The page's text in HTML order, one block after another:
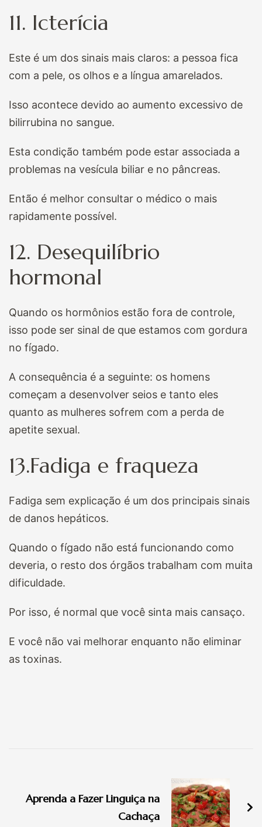
11. Icterícia
Este é um dos sinais mais claros: a pessoa fica
com a pele, os olhos e a língua amarelados.
Isso acontece devido ao aumento excessivo de
bilirrubina no sangue.
Esta condição também pode estar associada a
problemas na vesícula biliar e no pâncreas.
Então é melhor consultar o médico o mais
rapidamente possível.
12. Desequilíbrio
hormonal
Quando os hormônios estão fora de controle,
isso pode ser sinal de que estamos com gordura
no fígado.
A consequência é a seguinte: os homens
começam a desenvolver seios e tanto eles
quanto as mulheres sofrem com a perda de
apetite sexual.
13.Fadiga e fraqueza
Fadiga sem explicação é um dos principais sinais
de danos hepáticos.
Quando o fígado não está funcionando como
deveria, o resto dos órgãos trabalham com muita
dificuldade.
Por isso, é normal que você sinta mais cansaço.
E você não vai melhorar enquanto não eliminar
as toxinas.
post
Aprenda a Fazer Linguiça na
Cachaça